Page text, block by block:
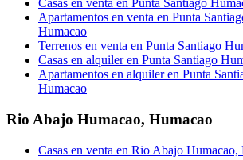
Casas en venta en Punta Santiago
Apartamentos en venta en Punta
Humacao
Terrenos en venta en Punta Santiago
Casas en alquiler en Punta Santiago
Apartamentos en alquiler en Punta
Humacao
Rio Abajo Humacao, Humacao
Casas en venta en Rio Abajo Humacao,